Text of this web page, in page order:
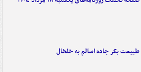
طبیعت بکر جاده اسالم به خلخال